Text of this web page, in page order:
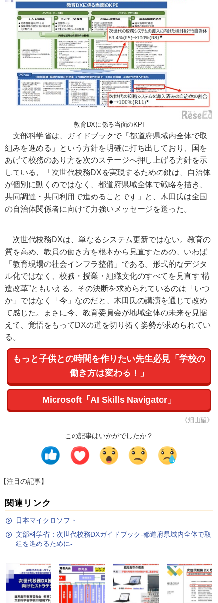
教育DXに係る当面のKPI
文部科学省は、ガイドブックで「都道府県域内全体で取
組みを進める」という方針を明確に打ち出しており、国を
あげて校務のあり方を次のステージへ押し上げる方針を示
している。「次世代校務DXを実現するための鍵は、自治体
が個別に動くのではなく、都道府県域全体で戦略を描き、
共同調達・共同利用で進めることです」と、木田氏は全国
の自治体関係者に向けて力強いメッセージを送った。
次世代校務DXは、単なるシステム更新ではない。教育の
質を高め、教員の働き方を根本から見直すための、いわば
「教育現場の社会インフラ整備」である。形式的なデジタ
ル化ではなく、校務・授業・組織文化のすべてを見直す“構
造改革”ともいえる。その決断を求められているのは「いつ
か」ではなく「今」なのだと、木田氏の講演を通じて改め
て感じた。まさに今、教育委員会が地域全体の未来を見据
えて、覚悟をもってDXの道を切り拓く姿勢が求められてい
る。
もっと子供との時間を作りたい先生必見「学校の
働き方は変わる！」
Microsoft「AI Skills Navigator」
《畑山望》
この記事はいかがでしたか？
【注目の記事】
関連リンク
日本マイクロソフト
文部科学省：次世代校務DXガイドブック-都道府県域内全体で取
組を進めるために-